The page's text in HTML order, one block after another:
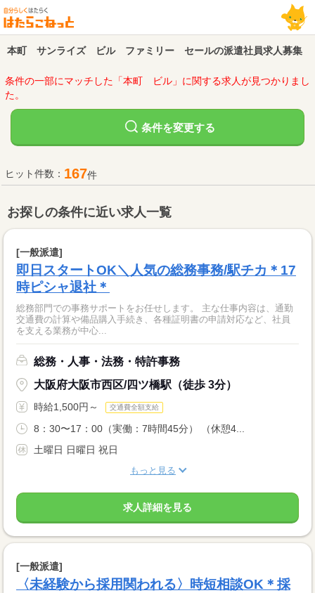
本町 サンライズ ビル ファミリー セールの派遣社員求人募集
条件の一部にマッチした「本町 ビル」に関する求人が見つかりまし
た。
条件を変更する
ヒット件数： 167件
お探しの条件に近い求人一覧
[一般派遣]
即日スタートOK＼人気の総務事務/駅チカ＊17
時ピシャ退社＊
総務部門での事務サポートをお任せします。 主な仕事内容は、通勤
交通費の計算や備品購入手続き、各種証明書の申請対応など、社員
を支える業務が中心...
総務・人事・法務・特許事務
大阪府大阪市西区/四ツ橋駅（徒歩 3分）
時給1,500円～ 交通費全額支給
8：30〜17：00（実働：7時間45分） （休憩4...
土曜日 日曜日 祝日
もっと見る
求人詳細を見る
[一般派遣]
〈未経験から採用関われる〉時短相談OK＊採